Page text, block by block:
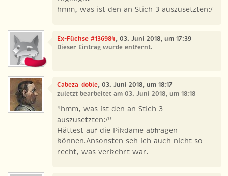
hmm, was ist den an Stich 3 auszusetzten:/
Ex-Füchse #136984, 03. Juni 2018, um 17:39
Dieser Eintrag wurde entfernt.
Cabeza_doble, 03. Juni 2018, um 18:17
zuletzt bearbeitet am 03. Juni 2018, um 18:18
"hmm, was ist den an Stich 3
auszusetzten:/"
Hättest auf die Pikdame abfragen
können.Ansonsten seh ich auch nicht so
recht, was verkehrt war.